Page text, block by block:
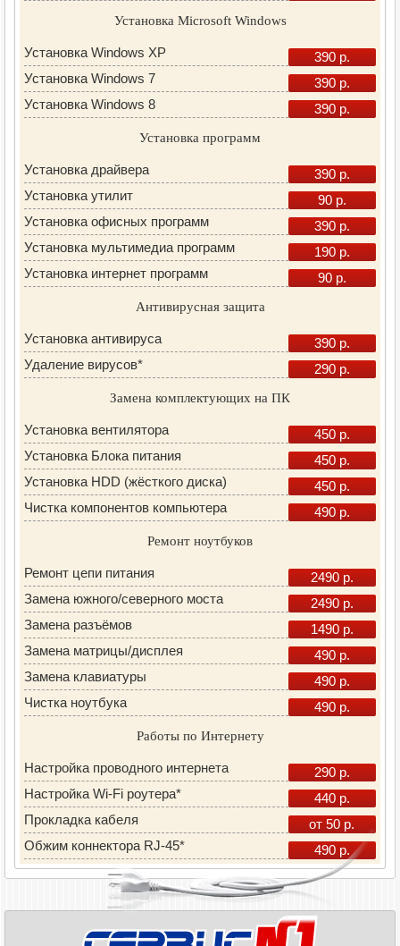
Установка Microsoft Windows
Установка Windows XP
390 р.
Установка Windows 7
390 р.
Установка Windows 8
390 р.
Установка программ
Установка драйвера
390 р.
Установка утилит
90 р.
Установка офисных программ
390 р.
Установка мультимедиа программ
190 р.
Установка интернет программ
90 р.
Антивирусная защита
Установка антивируса
390 р.
Удаление вирусов*
290 р.
Замена комплектующих на ПК
Установка вентилятора
450 р.
Установка Блока питания
450 р.
Установка HDD (жёсткого диска)
450 р.
Чистка компонентов компьютера
490 р.
Ремонт ноутбуков
Ремонт цепи питания
2490 р.
Замена южного/северного моста
2490 р.
Замена разъёмов
1490 р.
Замена матрицы/дисплея
490 р.
Замена клавиатуры
490 р.
Чистка ноутбука
490 р.
Работы по Интернету
Настройка проводного интернета
290 р.
Настройка Wi-Fi роутера*
440 р.
Прокладка кабеля
от 50 р.
Обжим коннектора RJ-45*
490 р.